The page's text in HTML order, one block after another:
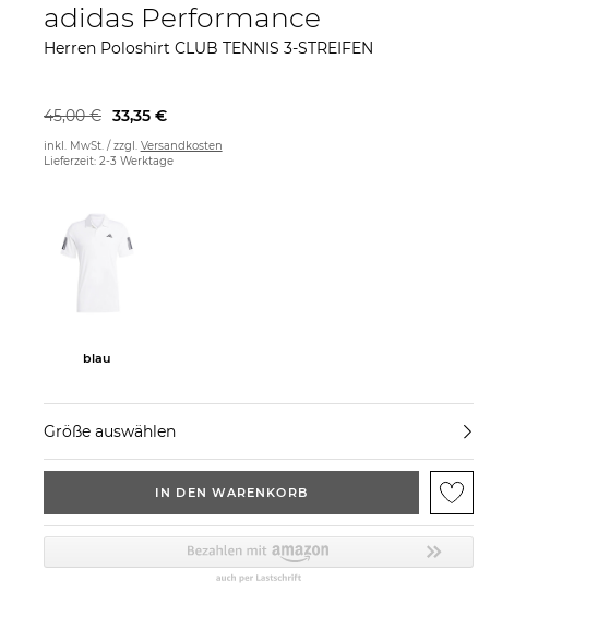
adidas Performance
Herren Poloshirt CLUB TENNIS 3-STREIFEN
33,35 €
45,00 €
inkl. MwSt. / zzgl. Versandkosten
Lieferzeit: 2-3 Werktage
blau
Größe auswählen
IN DEN WARENKORB